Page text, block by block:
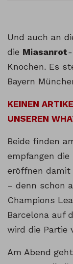
Und auch an
die Miasanrot
Knochen. Es
Bayern
KEINEN
UNSEREN
Beide finden
empfangen die
eröffnen damit
– denn schon
Champions
Barcelona auf
wird die Partie
Am Abend